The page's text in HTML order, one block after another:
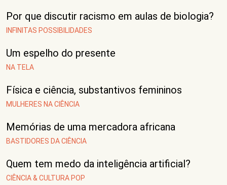
Por que discutir racismo em aulas de biologia?
INFINITAS POSSIBILIDADES
Um espelho do presente
NA TELA
Física e ciência, substantivos femininos
MULHERES NA CIÊNCIA
Memórias de uma mercadora africana
BASTIDORES DA CIÊNCIA
Quem tem medo da inteligência artificial?
CIÊNCIA & CULTURA POP